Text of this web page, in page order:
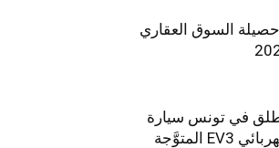
السوق العقاري
في تونس سيارة
الـدفع الرباعي الكهربائي EV3 المتوَّجة